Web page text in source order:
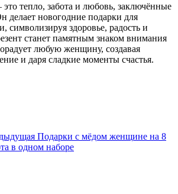
тепло, забота и любовь, заключённые
делает новогодние подарки для
здоровье, радость и
станет памятным знаком внимания
любую женщину, создавая
и даря сладкие моменты счастья.
Подарки с мёдом женщине на 8
в одном наборе